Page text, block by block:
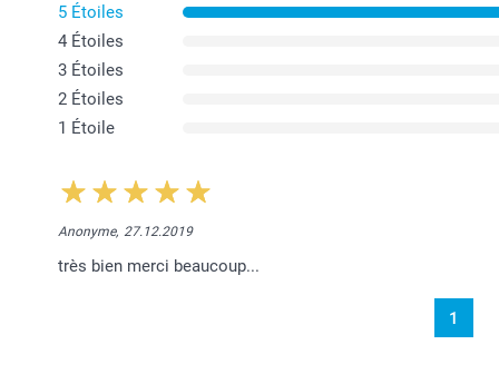
5 Étoiles
4 Étoiles
3 Étoiles
2 Étoiles
1 Étoile
Anonyme, 27.12.2019
très bien merci beaucoup...
1